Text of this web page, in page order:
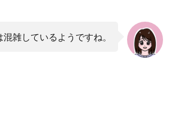
雑しているようですね。